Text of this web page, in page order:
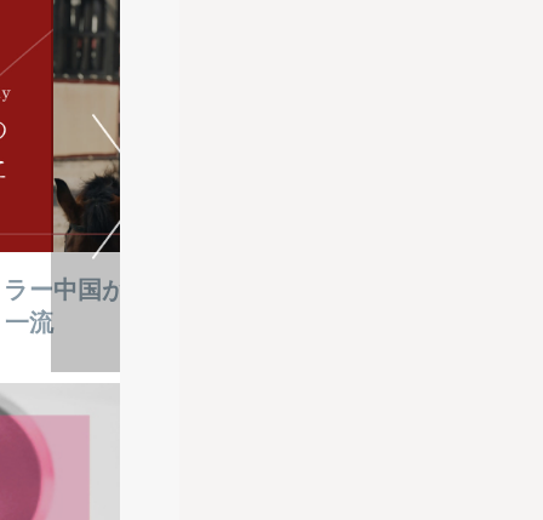
ー
流
中国が放つ先進的ヒロイン像とは？